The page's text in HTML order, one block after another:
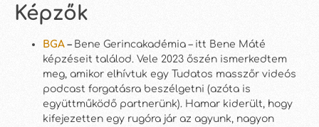
Képzők
BGA – Bene Gerincakadémia – itt Bene Máté
képzéseit találod. Vele 2023 őszén ismerkedtem
meg, amikor elhívtuk egy Tudatos masszőr videós
podcast forgatásra beszélgetni (azóta is
együttműködő partnerünk). Hamar kiderült, hogy
kifejezetten egy rugóra jár az agyunk, nagyon